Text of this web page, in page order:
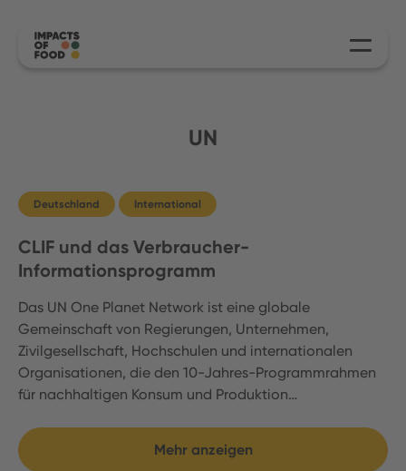
UN
Deutschland International
CLIF und das Verbraucher-
Informationsprogramm
Das UN One Planet Network ist eine globale
Gemeinschaft von Regierungen, Unternehmen,
Zivilgesellschaft, Hochschulen und internationalen
Organisationen, die den 10-Jahres-Programmrahmen
für nachhaltigen Konsum und Produktion…
Mehr anzeigen